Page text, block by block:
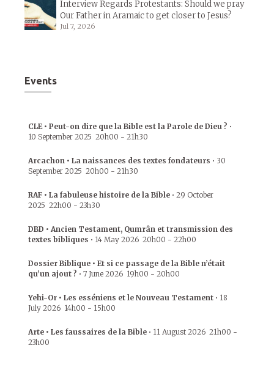
Interview Regards Protestants: Should we pray
Our Father in Aramaic to get closer to Jesus?
Jul 7, 2026
Events
CLE • Peut-on dire que la Bible est la Parole de Dieu ? •
10 September 2025 20h00 - 21h30
Arcachon • La naissances des textes fondateurs • 30
September 2025 20h00 - 21h30
RAF • La fabuleuse histoire de la Bible • 29 October
2025 22h00 - 23h30
DBD • Ancien Testament, Qumrân et transmission des
textes bibliques • 14 May 2026 20h00 - 22h00
Dossier Biblique • Et si ce passage de la Bible n’était
qu’un ajout ? • 7 June 2026 19h00 - 20h00
Yehi-Or • Les esséniens et le Nouveau Testament • 18
July 2026 14h00 - 15h00
Arte • Les faussaires de la Bible • 11 August 2026 21h00 -
23h00